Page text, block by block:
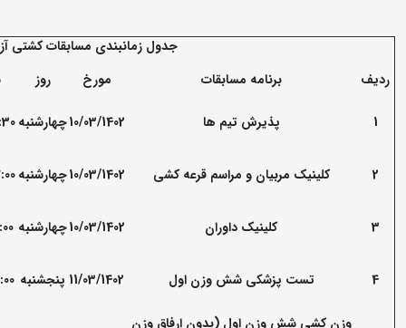
جدول زمانبندی مسابقات کشتی
ردیف
برنامه مسابقات مورخ روز
1 پذیرش تیم ها 10/03/1402چهارشنبه
2 کلینیک مربیان و مراسم قرعه کشی 10/03/1402چهارشنبه
3 کلینیک داوران 10/03/1402چهارشنبه
4 تست پزشکی شش وزن اول 11/03/1402 پنجشنبه
وزن کشی شش وزن اول (بدون ارفاق وزن